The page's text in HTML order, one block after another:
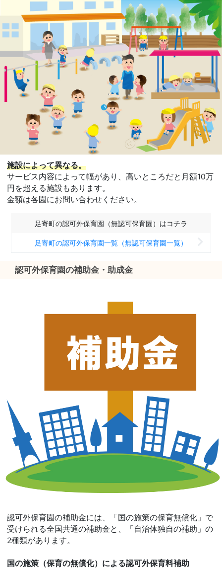
施設によって異なる。
サービス内容によって幅があり、高いところだと月額10万
円を超える施設もあります。
金額は各園にお問い合わせください。
足寄町の認可外保育園（無認可保育園）はコチラ
足寄町の認可外保育園一覧（無認可保育園一覧）
認可外保育園の補助金・助成金
認可外保育園の補助金には、「国の施策の保育無償化」で
受けられる全国共通の補助金と、「自治体独自の補助」の
2種類があります。
国の施策（保育の無償化）による認可外保育料補助